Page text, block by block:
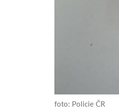
foto: Policie ČR